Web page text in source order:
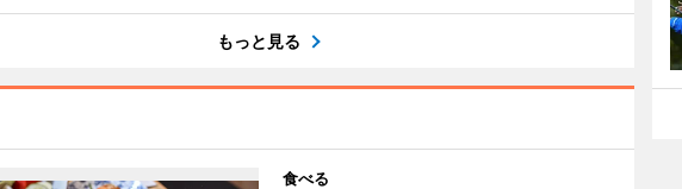
もっと見る
食べる